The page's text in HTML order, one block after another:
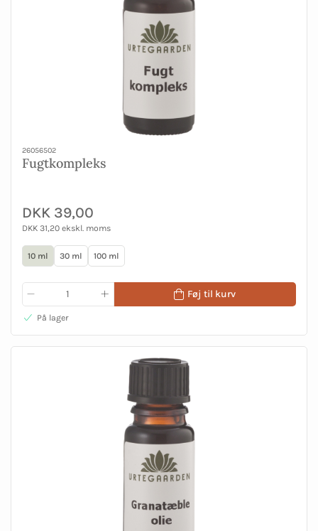
26056502
Fugtkompleks
DKK 39,00
DKK 31,20 ekskl. moms
10 ml 30 ml 100 ml
Føj til kurv
På lager